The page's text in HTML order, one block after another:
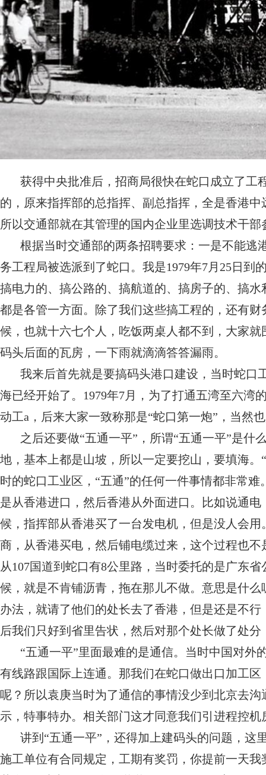
获得中央批准后，招商局很快在蛇口成立了工
的，原来指挥部的总指挥、副总指挥，全是香港
所以交通部就在其管理的国内企业里选调技术干
根据当时交通部的两条招聘要求：一是不能逃
务工程局被选派到了蛇口。我是1979年7月25日
搞电力的、搞公路的、搞航道的、搞房子的、搞
都是各管一方面。除了我们这些搞工程的，还有
候，也就十六七个人，吃饭两桌人都不到，大家
码头后面的瓦房，一下雨就滴滴答答漏雨。
我来后首先就是要搞码头港口建设，当时蛇口
海已经开始了。1979年7月，为了打通五湾至六湾
动工a，后来大家一致称那是“蛇口第一炮”，当然
之后还要做“五通一平”，所谓“五通一平”是什
地，基本上都是山坡，所以一定要挖山，要填海
时的蛇口工业区，“五通”的任何一件事情都非常
是从香港进口，然后香港从外面进口。比如说通
候，指挥部从香港买了一台发电机，但是没人会
商，从香港买电，然后铺电缆过来，这个过程也
从107国道到蛇口有8公里路，当时委托的是广东
候，就是不肯铺沥青，拖在那儿不做。意思是什
办法，就请了他们的处长去了香港，但是还是不
后我们只好到省里告状，然后对那个处长做了处
“五通一平”里面最难的是通信。当时中国对
有线路跟国际上连通。那我们在蛇口做出口加工
呢？所以袁庚当时为了通信的事情没少到北京去
示，特事特办。相关部门这才同意我们引进程控
讲到“五通一平”，还得加上建码头的问题，这
施工单位有合同规定，工期有奖罚，你提前一天